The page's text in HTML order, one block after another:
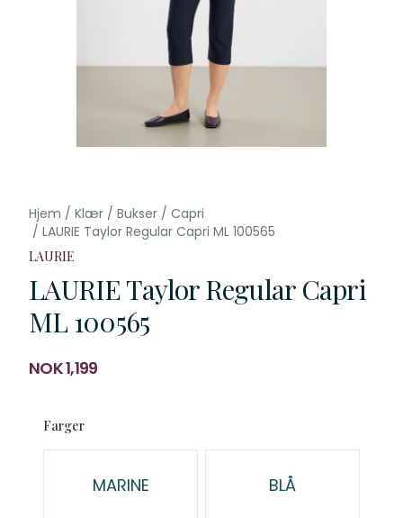
Hjem / Klær / Bukser / Capri
/ LAURIE Taylor Regular Capri ML 100565
LAURIE
LAURIE Taylor Regular Capri
ML 100565
Produktdetaljer
NOK 1,199
Farger
Velg en Farger
MARINE BLÅ